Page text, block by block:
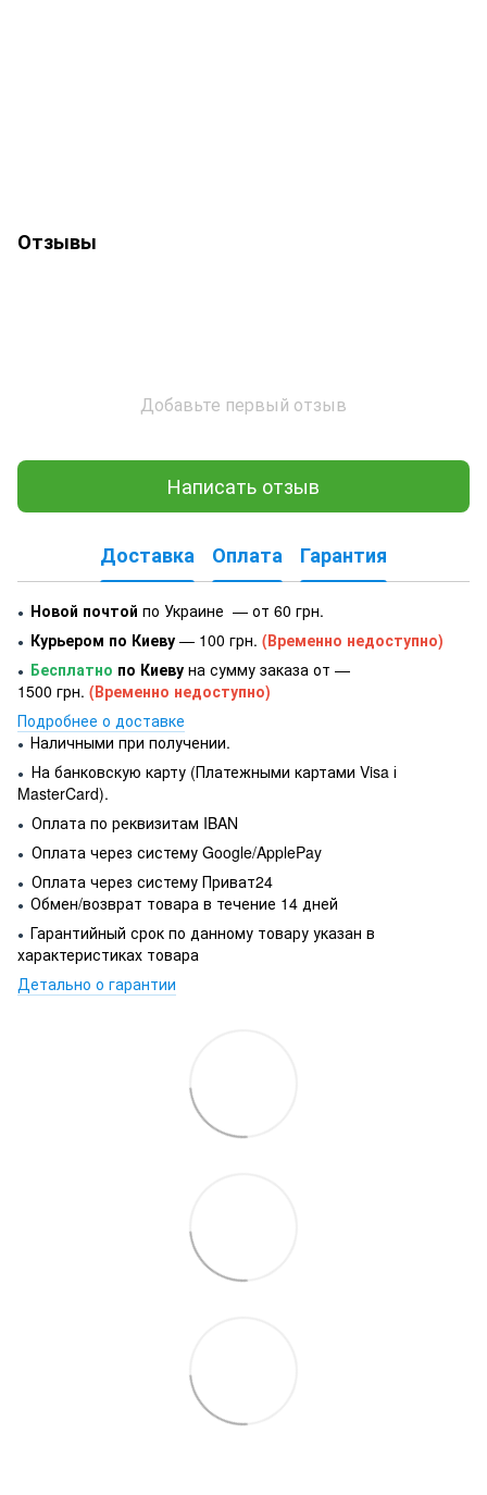
Отзывы
Добавьте первый отзыв
Написать отзыв
Доставка Оплата Гарантия
● Новой почтой по Украине — от 60 грн.
● Курьером по Киеву — 100 грн. (Временно недоступно)
● Бесплатно по Киеву на сумму заказа от —
1500 грн. (Временно недоступно)
Подробнее о доставке
● Наличными при получении.
● На банковскую карту (Платежными картами Visa і
MasterCard).
● Оплата по реквизитам IBAN
● Оплата через систему Google/ApplePay
● Оплата через систему Приват24
● Обмен/возврат товара в течение 14 дней
● Гарантийный срок по данному товару указан в
характеристиках товара
Детально о гарантии